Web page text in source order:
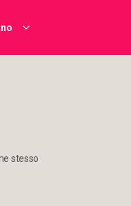
stesso